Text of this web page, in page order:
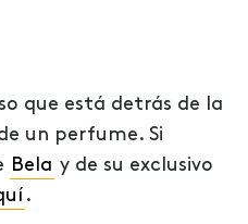
que está detrás de la
un perfume. Si
Bela y de su exclusivo
.